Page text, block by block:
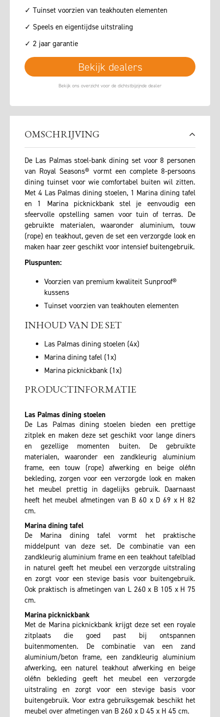
✓ Tuinset voorzien van teakhouten elementen
✓ Speels en eigentijdse uitstraling
✓ 2 jaar garantie
Bekijk dealers
OMSCHRIJVING
De Las Palmas stoel-bank dining set voor 8 personen
van Royal Seasons® vormt een complete 8-persoons
dining tuinset voor wie comfortabel buiten wil zitten.
Met 4 Las Palmas dining stoelen, 1 Marina dining tafel
en 1 Marina picknickbank stel je eenvoudig een
sfeervolle opstelling samen voor tuin of terras. De
gebruikte materialen, waaronder aluminium, touw
(rope) en teakhout, geven de set een verzorgde look en
maken haar zeer geschikt voor intensief buitengebruik.
Pluspunten:
Voorzien van premium kwaliteit Sunproof®
kussens
Tuinset voorzien van teakhouten elementen
INHOUD VAN DE SET
Las Palmas dining stoelen (4x)
Marina dining tafel (1x)
Marina picknickbank (1x)
PRODUCTINFORMATIE
Las Palmas dining stoelen
De Las Palmas dining stoelen bieden een prettige
zitplek en maken deze set geschikt voor lange diners
en gezellige momenten buiten. De gebruikte
materialen, waaronder een zandkleurig aluminium
frame, een touw (rope) afwerking en beige oléfin
bekleding, zorgen voor een verzorgde look en maken
het meubel prettig in dagelijks gebruik. Daarnaast
heeft het meubel afmetingen van B 60 x D 69 x H 82
cm.
Marina dining tafel
De Marina dining tafel vormt het praktische
middelpunt van deze set. De combinatie van een
zandkleurig aluminium frame en een teakhout tafelblad
in naturel geeft het meubel een verzorgde uitstraling
en zorgt voor een stevige basis voor buitengebruik.
Ook praktisch is afmetingen van L 260 x B 105 x H 75
cm.
Marina picknickbank
Met de Marina picknickbank krijgt deze set een royale
zitplaats die goed past bij ontspannen
buitenmomenten. De combinatie van een zand
aluminium/beton frame, een zandkleurig aluminium
afwerking, een naturel teakhout afwerking en beige
oléfin bekleding geeft het meubel een verzorgde
uitstraling en zorgt voor een stevige basis voor
buitengebruik. Voor extra gebruiksgemak beschikt het
meubel over afmetingen van B 260 x D 45 x H 45 cm.